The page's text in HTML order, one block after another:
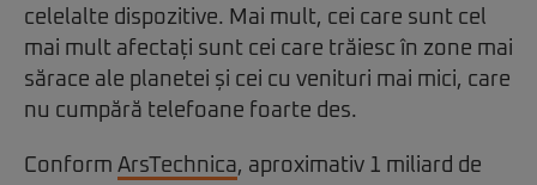
celelalte dispozitive. Mai mult, cei care sunt cel
mai mult afectați sunt cei care trăiesc în zone mai
sărace ale planetei și cei cu venituri mai mici, care
nu cumpără telefoane foarte des.
Conform ArsTechnica, aproximativ 1 miliard de